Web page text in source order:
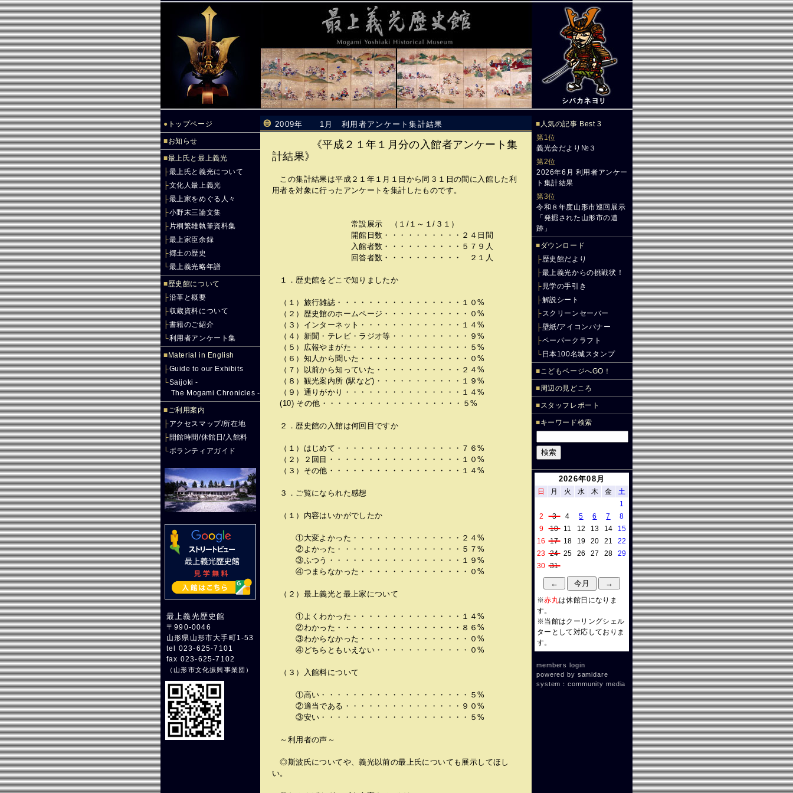
● トップページ
■お知らせ
■最上氏と最上義光
├最上氏と義光について
├文化人最上義光
├最上家をめぐる人々
├小野末三論文集
├ 片桐繁雄執筆資料集
├最上家臣余録
├郷土の歴史
└最上義光略年譜
■歴史館について
├沿革と概要
├収蔵資料について
├書籍のご紹介
└利用者アンケート集
■ Material in English
├Guide to our Exhibits
└Saijoki -
The Mogami Chronicles -
■ご利用案内
├アクセスマップ/所在地
├開館時間/休館日/入館料
└ボランティアガイド
最上義光歴史館
〒990-0046
山形県山形市大手町1-53
tel 023-625-7101
fax 023-625-7102
（山形市文化振興事業団 ）
2009年 1月 利用者アンケート集計結果
《平成２１年１月分の入館者アンケート集
計結果》
この集計結果は平成２１年１月１日から同３１日の間に入館した利
用者を対象に行ったアンケートを集計したものです。
常設展示 （１/１～１/３１）
開館日数・・・・・・・・・・２４日間
入館者数・・・・・・・・・・５７９人
回答者数・・・・・・・・・・ ２１人
１．歴史館をどこで知りましたか
（１）旅行雑誌・・・・・・・・・・・・・・・・１０%
（２）歴史館のホームページ・・・・・・・・・・・０%
（３）インターネット・・・・・・・・・・・・・１４%
（４）新聞・テレビ・ラジオ等・・・・・・・・・・９%
（５）広報やまがた・・・・・・・・・・・・・・・５%
（６）知人から聞いた・・・・・・・・・・・・・・０%
（７）以前から知っていた・・・・・・・・・・・２４%
（８）観光案内所 (駅など)・・・・・・・・・・・１９%
（９）通りがかり・・・・・・・・・・・・・・・１４%
(10) その他・・・・・・・・・・・・・・・・・・５%
２．歴史館の入館は何回目ですか
（１）はじめて・・・・・・・・・・・・・・・・７６%
（２）２回目・・・・・・・・・・・・・・・・・１０%
（３）その他・・・・・・・・・・・・・・・・・１４%
３．ご覧になられた感想
（１）内容はいかがでしたか
①大変よかった・・・・・・・・・・・・・・２４%
②よかった・・・・・・・・・・・・・・・・５７%
③ふつう・・・・・・・・・・・・・・・・・１９%
④つまらなかった・・・・・・・・・・・・・・０%
（２）最上義光と最上家について
①よくわかった・・・・・・・・・・・・・・１４%
②わかった・・・・・・・・・・・・・・・・８６%
③わからなかった・・・・・・・・・・・・・・０%
④どちらともいえない・・・・・・・・・・・・０%
（３）入館料について
①高い・・・・・・・・・・・・・・・・・・・５%
②適当である・・・・・・・・・・・・・・・９０%
③安い・・・・・・・・・・・・・・・・・・・５%
～利用者の声～
◎斯波氏についてや、義光以前の最上氏についても展示してほし
い。
■ 人気の記事 Best 3
第1位
義光会だより№３
第2位
2026年6月 利用者アンケー
ト集計結果
第3位
令和８年度山形市巡回展示
「発掘された山形市の遺
跡」
■ダウンロード
├歴史館だより
├最上義光からの挑戦状！
├ 見学の手引き
├解説シート
├スクリーンセーバー
├壁紙/アイコンバナー
├ペーパークラフト
└ 日本100名城スタンプ
■こどもページへGO！
■周辺の見どころ
■スタッフレポート
■キーワード検索
2026年08月
日 月 火 水 木 金
土
1
2
3 4 5 6 7
8
9
10 11 12 13 14
15
16
17 18 19 20 21
22
23 24 25 26 27 28
29
30 31
※赤丸は休館日になりま
す。
※当館はクーリングシェル
ターとして対応しておりま
す。
members login
powered by samidare
system：community media